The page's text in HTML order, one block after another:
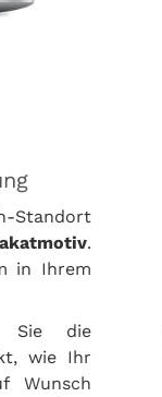
Standort
.
in Ihrem
Sie die
wie Ihr
Wunsch